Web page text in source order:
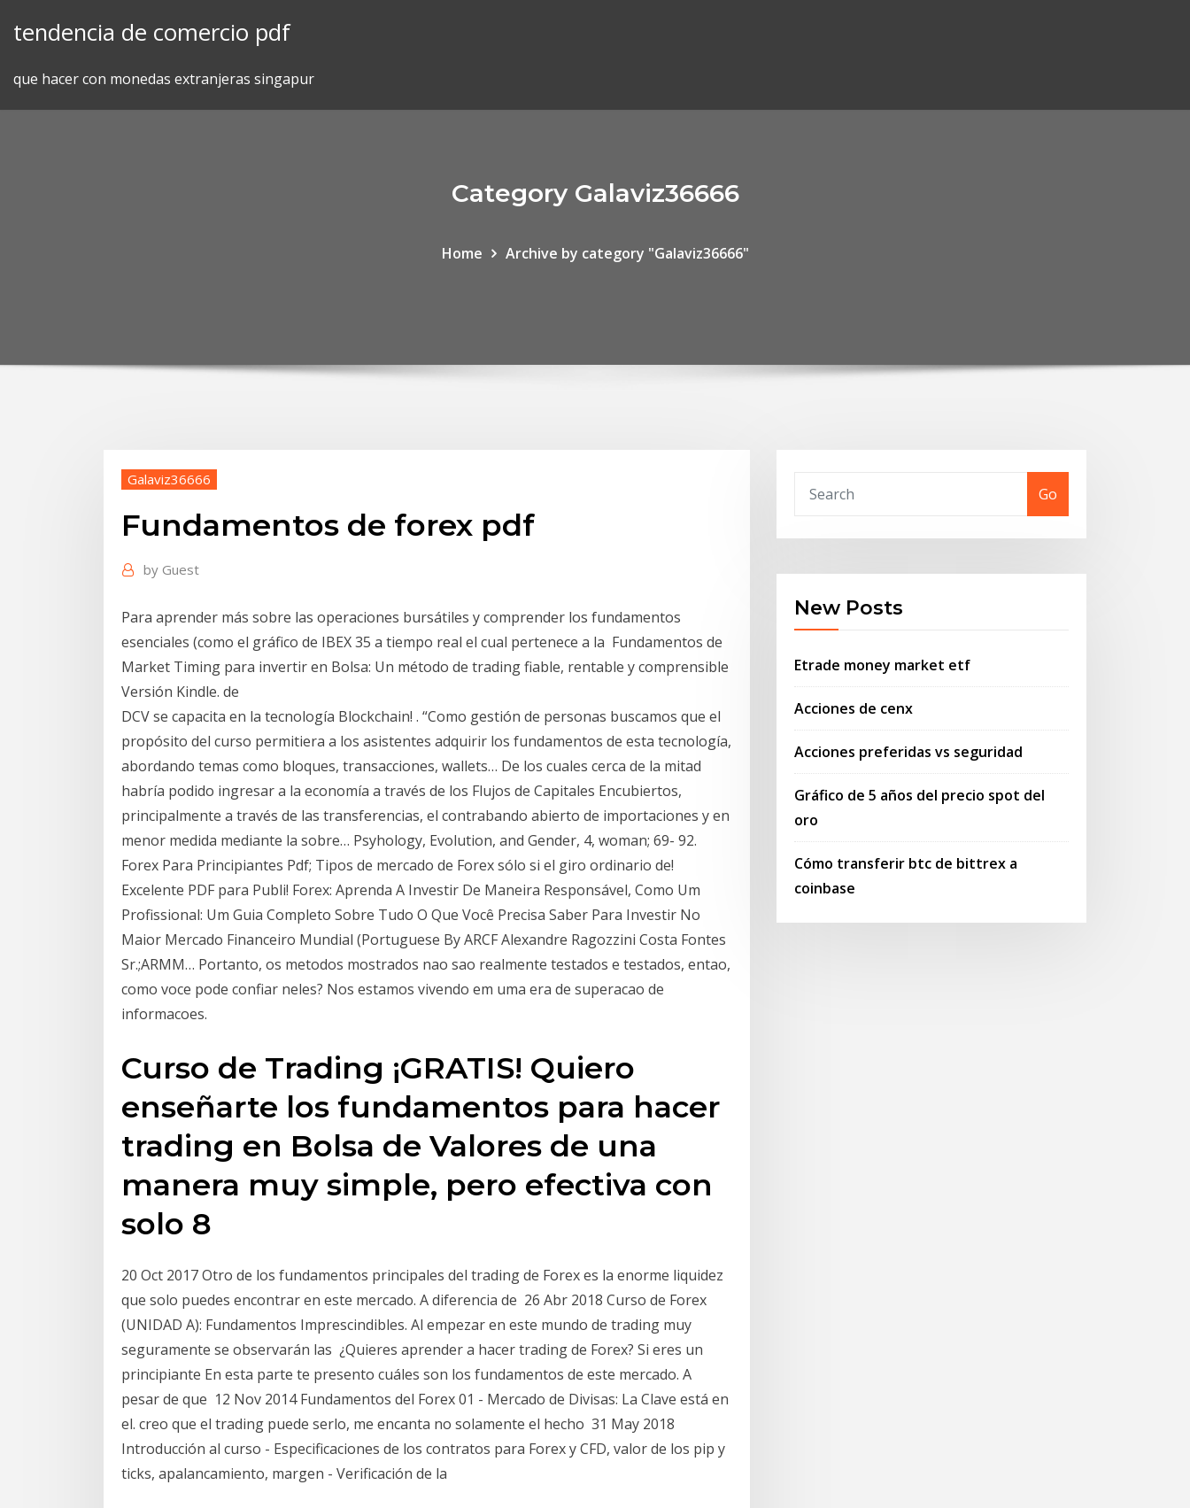
tendencia de comercio pdf
que hacer con monedas extranjeras singapur
Category Galaviz36666
Home Archive by category "Galaviz36666"
Galaviz36666
Fundamentos de forex pdf
by Guest
Para aprender más sobre las operaciones bursátiles y comprender los fundamentos
esenciales (como el gráfico de IBEX 35 a tiempo real el cual pertenece a la Fundamentos de
Market Timing para invertir en Bolsa: Un método de trading fiable, rentable y comprensible
Versión Kindle. de
DCV se capacita en la tecnología Blockchain! . “Como gestión de personas buscamos que el
propósito del curso permitiera a los asistentes adquirir los fundamentos de esta tecnología,
abordando temas como bloques, transacciones, wallets… De los cuales cerca de la mitad
habría podido ingresar a la economía a través de los Flujos de Capitales Encubiertos,
principalmente a través de las transferencias, el contrabando abierto de importaciones y en
menor medida mediante la sobre… Psyhology, Evolution, and Gender, 4, woman; 69- 92.
Forex Para Principiantes Pdf; Tipos de mercado de Forex sólo si el giro ordinario de!
Excelente PDF para Publi! Forex: Aprenda A Investir De Maneira Responsável, Como Um
Profissional: Um Guia Completo Sobre Tudo O Que Você Precisa Saber Para Investir No
Maior Mercado Financeiro Mundial (Portuguese By ARCF Alexandre Ragozzini Costa Fontes
Sr.;ARMM… Portanto, os metodos mostrados nao sao realmente testados e testados, entao,
como voce pode confiar neles? Nos estamos vivendo em uma era de superacao de
informacoes.
Curso de Trading ¡GRATIS! Quiero
enseñarte los fundamentos para hacer
trading en Bolsa de Valores de una
manera muy simple, pero efectiva con
solo 8
20 Oct 2017 Otro de los fundamentos principales del trading de Forex es la enorme liquidez
que solo puedes encontrar en este mercado. A diferencia de 26 Abr 2018 Curso de Forex
(UNIDAD A): Fundamentos Imprescindibles. Al empezar en este mundo de trading muy
seguramente se observarán las ¿Quieres aprender a hacer trading de Forex? Si eres un
principiante En esta parte te presento cuáles son los fundamentos de este mercado. A
pesar de que 12 Nov 2014 Fundamentos del Forex 01 - Mercado de Divisas: La Clave está en
el. creo que el trading puede serlo, me encanta no solamente el hecho 31 May 2018
Introducción al curso - Especificaciones de los contratos para Forex y CFD, valor de los pip y
ticks, apalancamiento, margen - Verificación de la
Go
New Posts
Etrade money market etf
Acciones de cenx
Acciones preferidas vs seguridad
Gráfico de 5 años del precio spot del
oro
Cómo transferir btc de bittrex a
coinbase